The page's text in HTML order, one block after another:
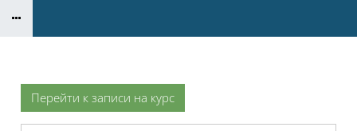
Перейти к записи на курс